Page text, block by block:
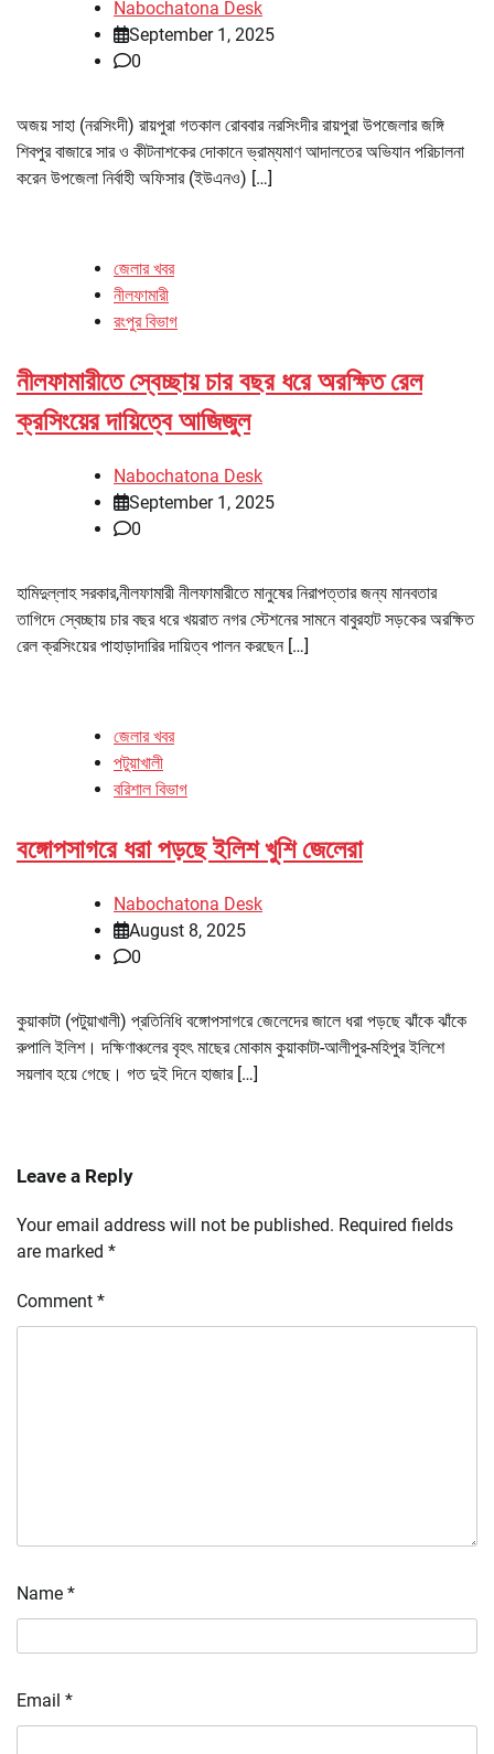
Nabochatona Desk
September 1, 2025
0
অজয় সাহা (নরসিংদী) রায়পুরা গতকাল রোববার নরসিংদীর রায়পুরা উপজেলার জঙ্গি
শিবপুর বাজারে সার ও কীটনাশকের দোকানে ভ্রাম্যমাণ আদালতের অভিযান পরিচালনা
করেন উপজেলা নির্বাহী অফিসার (ইউএনও) […]
জেলার খবর
নীলফামারী
রংপুর বিভাগ
নীলফামারীতে স্বেচ্ছায় চার বছর ধরে অরক্ষিত রেল
ক্রসিংয়ের দায়িত্বে আজিজুল
Nabochatona Desk
September 1, 2025
0
হামিদুল্লাহ সরকার,নীলফামারী নীলফামারীতে মানুষের নিরাপত্তার জন্য মানবতার
তাগিদে স্বেচ্ছায় চার বছর ধরে খয়রাত নগর স্টেশনের সামনে বাবুরহাট সড়কের অরক্ষিত
রেল ক্রসিংয়ের পাহাড়াদারির দায়িত্ব পালন করছেন […]
জেলার খবর
পটুয়াখালী
বরিশাল বিভাগ
বঙ্গোপসাগরে ধরা পড়ছে ইলিশ খুশি জেলেরা
Nabochatona Desk
August 8, 2025
0
কুয়াকাটা (পটুয়াখালী) প্রতিনিধি বঙ্গোপসাগরে জেলেদের জালে ধরা পড়ছে ঝাঁকে ঝাঁকে
রুপালি ইলিশ। দক্ষিণাঞ্চলের বৃহৎ মাছের মোকাম কুয়াকাটা-আলীপুর-মহিপুর ইলিশে
সয়লাব হয়ে গেছে। গত দুই দিনে হাজার […]
Leave a Reply
Your email address will not be published. Required fields
are marked *
Comment *
Name *
Email *